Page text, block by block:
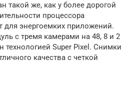
такой же, как у более дорогой
процессора
для энергоемких приложений.
с тремя камерами на 48, 8 и 2
Super Pixel. Снимки
качества с четкой